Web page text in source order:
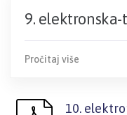
9.
Pročitaj više
10.